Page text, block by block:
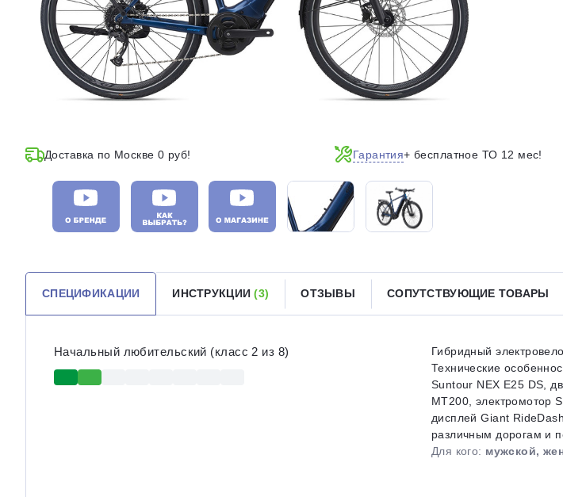
Доставка по Москве 0 руб! Гарантия+ бесплатное ТО 12 мес!
СПЕЦИФИКАЦИИ ИНСТРУКЦИИ(3) ОТЗЫВЫ СОПУТСТВУЮЩИЕ ТОВАРЫ
Начальный любительский (класс 2 из 8)
Гибридный
Технические
Suntour NEX E25 DS,
MT200, электромотор
дисплей Giant
различным дорогам и
Для кого: мужской,
Сегодня
25%
Оплачивайте сегодня
25% картой любого банка
Подробнее